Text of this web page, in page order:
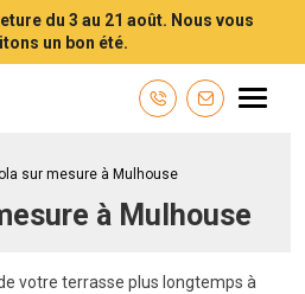
du 3 au 21 août. Nous vous
un bon été.
installateur de fenêtres, volets, portes
Contactez-
Menu
sur mesure à Mulhouse
à Mulhouse
votre terrasse plus longtemps à